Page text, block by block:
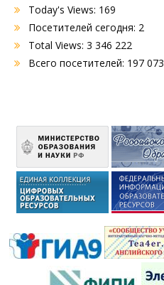
Today's Views: 169
Посетителей сегодня: 2
Total Views: 3 346 222
Всего посетителей: 197 073